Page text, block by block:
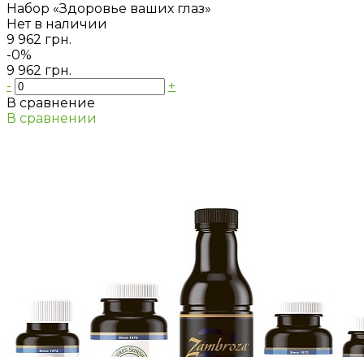
Набор «Здоровье ваших глаз»
Нет в наличии
9 962 грн.
-0%
9 962 грн.
-
+
В сравнение
В сравнении